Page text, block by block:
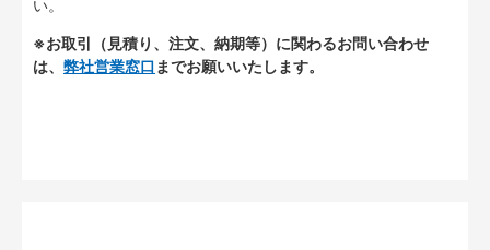
い。
※お取引（見積り、注文、納期等）に関わるお問い合わせ
は、 弊社営業窓口 までお願いいたします。